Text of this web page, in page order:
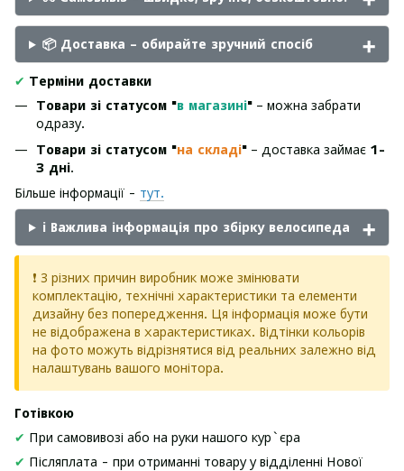
📦 Доставка – обирайте зручний спосіб
✔ Терміни доставки
Товари зі статусом "в магазині" – можна забрати
одразу.
Товари зі статусом "на складі" – доставка займає 1-
3 дні.
Більше інформації - тут.
ℹ️ Важлива інформація про збірку велосипеда
❗ З різних причин виробник може змінювати
комплектацію, технічні характеристики та елементи
дизайну без попередження. Ця інформація може бути
не відображена в характеристиках. Відтінки кольорів
на фото можуть відрізнятися від реальних залежно від
налаштувань вашого монітора.
Готівкою
✔ При самовивозі або на руки нашого кур`єра
✔ Післяплата - при отриманні товару у відділенні Нової